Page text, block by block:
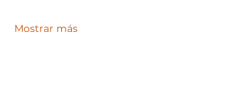
Mostrar más